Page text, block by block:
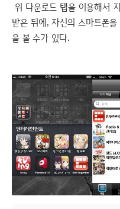
위 다운로드 탭을 이용해서
받은 뒤에, 자신의 스마트폰
을 볼 수가 있다.